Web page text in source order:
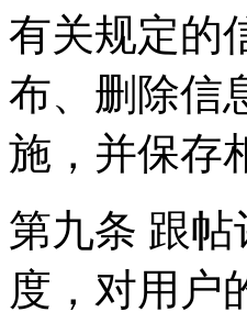
有关规定的
布、删除信
施，并保存
第九条 跟
度，对用户